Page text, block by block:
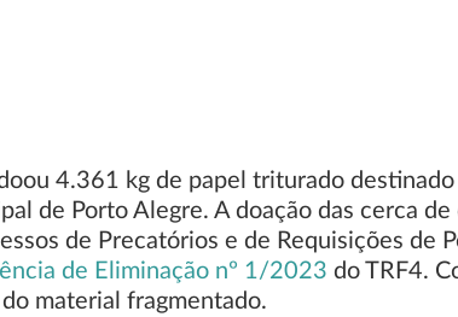
4.361 kg de papel triturado
de Porto Alegre. A doação das cerca
de Precatórios e de Requisições de
de Eliminação nº 1/2023 do TRF4.
material fragmentado.